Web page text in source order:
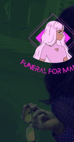
Skip
content